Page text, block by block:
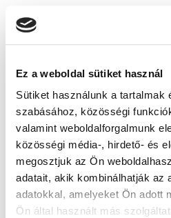
Ez a weboldal sütiket használ
Sütiket használunk a tartalmak
szabásához, közösségi
valamint weboldalforgalmunk
közösségi média-, hirdető- és
megosztjuk az Ön
adatait, akik kombinálhatják az
adatokkal, amelyeket Ön adott
Ön által használt más